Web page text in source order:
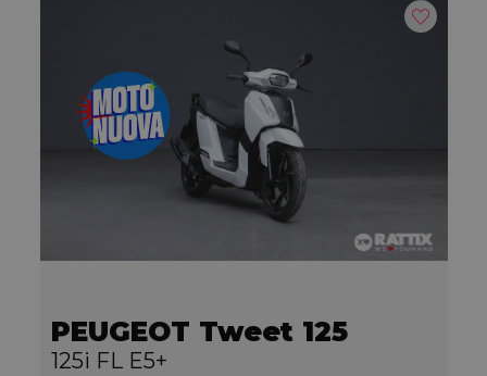
PEUGEOT Tweet 125
125i FL E5+